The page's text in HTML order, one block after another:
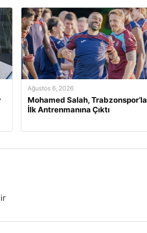
Ağustos 6, 2026
Mohamed Salah, Trabzonspor’la
İlk Antrenmanına Çıktı